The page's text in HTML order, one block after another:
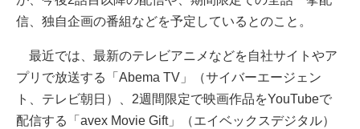
信、独自企画の番組などを予定しているとのこと。
最近では、最新のテレビアニメなどを自社サイトやア
プリで放送する「Abema TV」（サイバーエージェン
ト、テレビ朝日）、2週間限定で映画作品をYouTubeで
配信する「avex Movie Gift」（エイベックスデジタル）